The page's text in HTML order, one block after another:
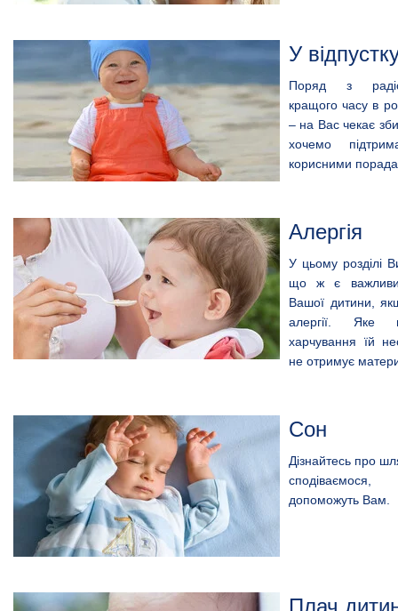
У
Поряд з
кращого часу в
– на Вас чекає
хочемо
корисними
Алергія
У цьому розділі
що ж є
Вашої дитини,
алергії. Яке
харчування їй
не отримує
Сон
Дізнайтесь про
допоможуть Вам.
Плач